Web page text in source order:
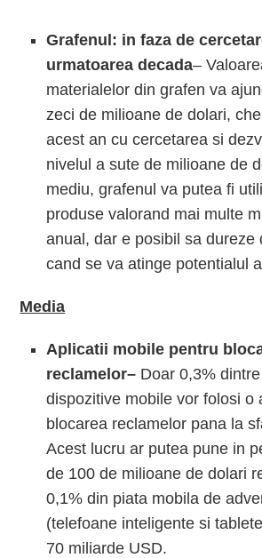
Grafenul: in faza de
urmatoarea decada–
materialelor din grafen va
zeci de milioane de dolari,
acest an cu cercetarea si
nivelul a sute de milioane de
mediu, grafenul va putea fi
produse valorand mai multe
anual, dar e posibil sa dureze
cand se va atinge potentialul
Media
Aplicatii mobile pentru
reclamelor– Doar 0,3%
dispozitive mobile vor folosi o
blocarea reclamelor pana la
Acest lucru ar putea pune in
de 100 de milioane de dolari
0,1% din piata mobila de
(telefoane inteligente si
70 miliarde USD.